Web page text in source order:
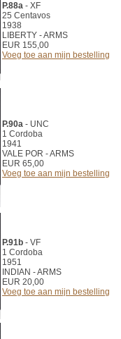
P.88a - XF
25 Centavos
1938
LIBERTY - ARMS
EUR 155,00
Voeg toe aan mijn bestelling
P.90a - UNC
1 Cordoba
1941
VALE POR - ARMS
EUR 65,00
Voeg toe aan mijn bestelling
P.91b - VF
1 Cordoba
1951
INDIAN - ARMS
EUR 20,00
Voeg toe aan mijn bestelling